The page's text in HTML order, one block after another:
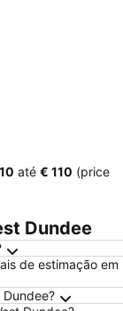
até ‎€ 110 (price
Dundee
de estimação em